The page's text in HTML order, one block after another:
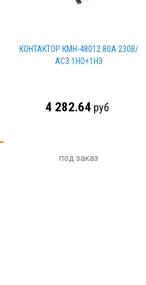
КОНТАКТОР КМН-48012 80А 230В/
АС3 1НО+1НЗ
4 282.64 руб
под заказ